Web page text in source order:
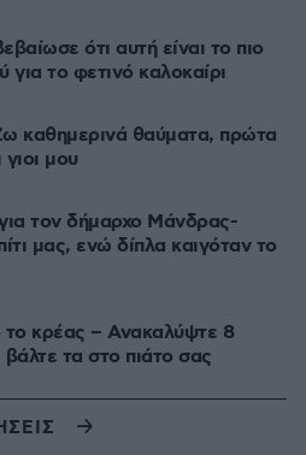
ότι αυτή είναι το πιο
το φετινό καλοκαίρι
καθημερινά θαύματα, πρώτα
μου
τον δήμαρχο Μάνδρας-
μας, ενώ δίπλα καιγόταν το
το κρέας – Ανακαλύψτε 8
τα στο πιάτο σας